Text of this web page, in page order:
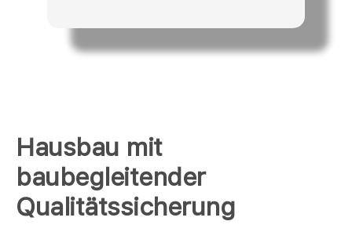
Hausbau mit
baubegleitender
Qualitätssicherung